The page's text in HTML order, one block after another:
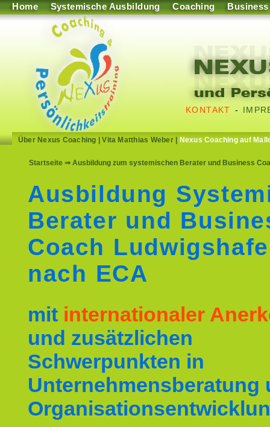
Home Systemische Ausbildung Coaching Business
KONTAKT -
Über Nexus Coaching |Vita Matthias Weber| Nexus Coaching auf
Startseite ⇒ Ausbildung zum systemischen Berater und Business
Ausbildung
Berater und
Coach
nach ECA
mit internationaler
und zusätzlichen
Schwerpunkten in
Unternehmensberatung